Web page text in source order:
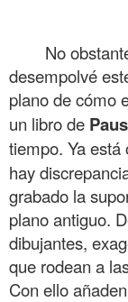
No
desempolvé
plano de cómo
un libro de
tiempo. Ya está
hay
grabado la
plano antiguo.
dibujantes,
que rodean a
Con ello